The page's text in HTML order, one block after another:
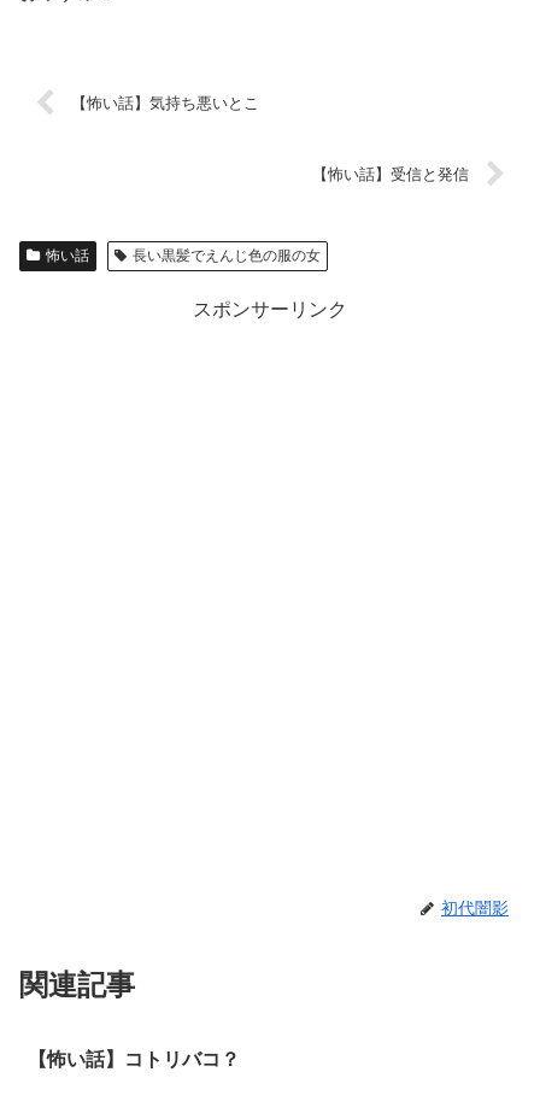
【怖い話】気持ち悪いとこ
【怖い話】受信と発信
怖い話 長い黒髪でえんじ色の服の女
スポンサーリンク
初代闇影
関連記事
【怖い話】コトリバコ？